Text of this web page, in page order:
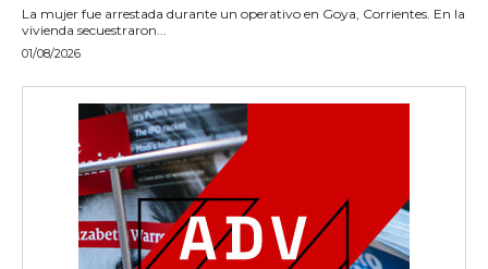
La mujer fue arrestada durante un operativo en Goya, Corrientes. En la
vivienda secuestraron...
01/08/2026